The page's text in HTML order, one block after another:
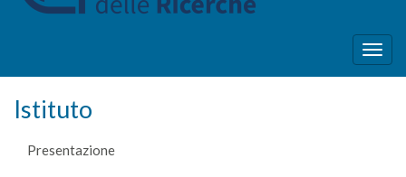
Istituto
Presentazione